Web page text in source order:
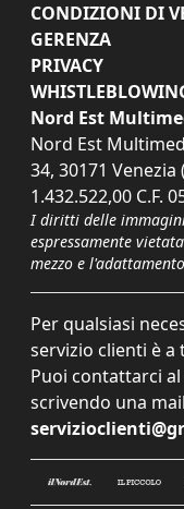
CONDIZIONI DI
GERENZA
PRIVACY
Nord Est
Nord Est
34, 30171 Venezia
1.432.522,00 C.F.
I diritti delle
espressamente
mezzo e
Per qualsiasi
servizio clienti è a
Puoi contattarci
scrivendo una